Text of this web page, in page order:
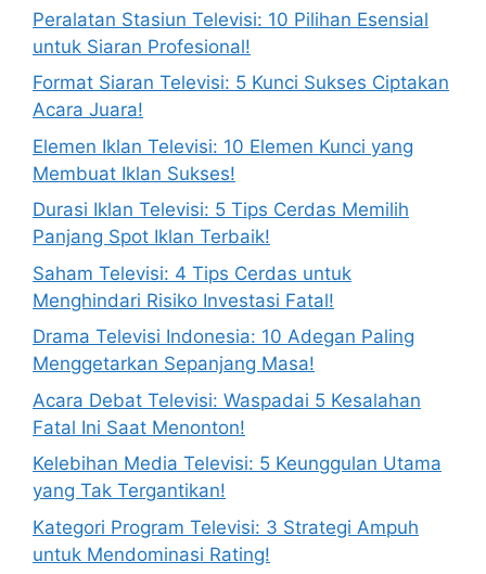
Peralatan Stasiun Televisi: 10 Pilihan Esensial
untuk Siaran Profesional!
Format Siaran Televisi: 5 Kunci Sukses Ciptakan
Acara Juara!
Elemen Iklan Televisi: 10 Elemen Kunci yang
Membuat Iklan Sukses!
Durasi Iklan Televisi: 5 Tips Cerdas Memilih
Panjang Spot Iklan Terbaik!
Saham Televisi: 4 Tips Cerdas untuk
Menghindari Risiko Investasi Fatal!
Drama Televisi Indonesia: 10 Adegan Paling
Menggetarkan Sepanjang Masa!
Acara Debat Televisi: Waspadai 5 Kesalahan
Fatal Ini Saat Menonton!
Kelebihan Media Televisi: 5 Keunggulan Utama
yang Tak Tergantikan!
Kategori Program Televisi: 3 Strategi Ampuh
untuk Mendominasi Rating!